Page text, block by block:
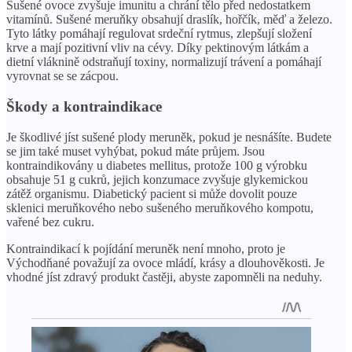
Sušené ovoce zvyšuje imunitu a chrání tělo před nedostatkem
vitamínů. Sušené meruňky obsahují draslík, hořčík, měď a železo.
Tyto látky pomáhají regulovat srdeční rytmus, zlepšují složení
krve a mají pozitivní vliv na cévy. Díky pektinovým látkám a
dietní vláknině odstraňují toxiny, normalizují trávení a pomáhají
vyrovnat se se zácpou.
Škody a kontraindikace
Je škodlivé jíst sušené plody meruněk, pokud je nesnášíte. Budete
se jim také muset vyhýbat, pokud máte průjem. Jsou
kontraindikovány u diabetes mellitus, protože 100 g výrobku
obsahuje 51 g cukrů, jejich konzumace zvyšuje glykemickou
zátěž organismu. Diabetický pacient si může dovolit pouze
sklenici meruňkového nebo sušeného meruňkového kompotu,
vařené bez cukru.
Kontraindikací k pojídání meruněk není mnoho, proto je
Východňané považují za ovoce mládí, krásy a dlouhověkosti. Je
vhodné jíst zdravý produkt častěji, abyste zapomněli na neduhy.